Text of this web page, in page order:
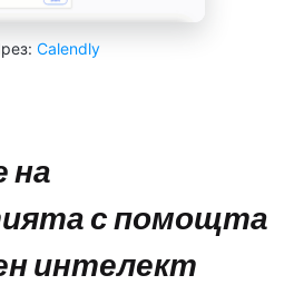
Calendly
на
с помощта
интелект